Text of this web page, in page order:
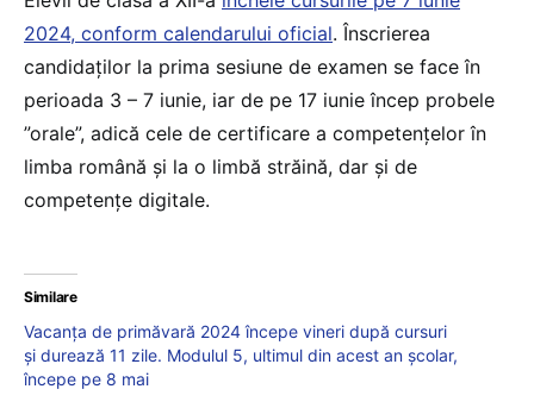
2024, conform calendarului oficial. Înscrierea
candidaților la prima sesiune de examen se face în
perioada 3 – 7 iunie, iar de pe 17 iunie încep probele
”orale”, adică cele de certificare a competențelor în
limba română și la o limbă străină, dar și de
competențe digitale.
Similare
Vacanța de primăvară 2024 începe vineri după cursuri
și durează 11 zile. Modulul 5, ultimul din acest an școlar,
începe pe 8 mai